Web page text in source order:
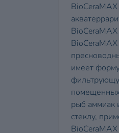
имеет
рыб аммиак
стеклу,